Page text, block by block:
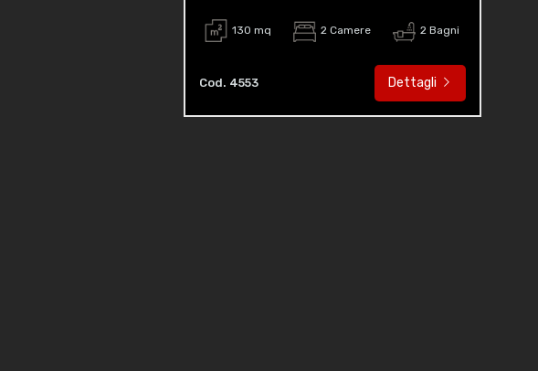
130 mq 2 Camere 2 Bagni
Cod. 4553 Dettagli